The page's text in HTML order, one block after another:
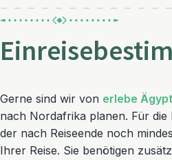
Gerne sind wir von erlebe
nach Nordafrika planen. Für die
der nach Reiseende noch
Ihrer Reise. Sie benötigen